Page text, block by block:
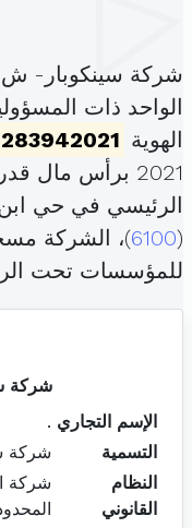
شركة
الواحد ذات
الهوية
2021 برأس مال قدره
الرئيسي في حي
(
6100)، الشركة
للمؤسسات تحت
شركة
الإسم التجاري .
التسمية
شركة
النظام
القانوني
شركة